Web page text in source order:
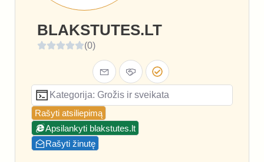
BLAKSTUTES.LT
(0)
Kategorija: Grožis ir sveikata
Rašyti atsiliepimą
Apsilankyti blakstutes.lt
Rašyti žinutę